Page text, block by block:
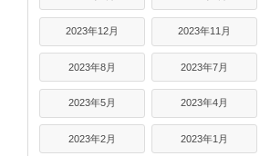
2023年12月 2023年11月
2023年8月 2023年7月
2023年5月 2023年4月
2023年2月 2023年1月